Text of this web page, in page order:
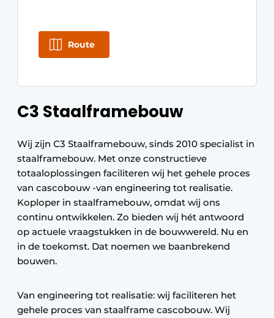
C3 Staalframebouw
Wij zijn C3 Staalframebouw, sinds 2010 specialist in
staalframebouw. Met onze constructieve
totaaloplossingen faciliteren wij het gehele proces
van cascobouw -van engineering tot realisatie.
Koploper in staalframebouw, omdat wij ons
continu ontwikkelen. Zo bieden wij hét antwoord
op actuele vraagstukken in de bouwwereld. Nu en
in de toekomst. Dat noemen we baanbrekend
bouwen.
Van engineering tot realisatie: wij faciliteren het
gehele proces van staalframe cascobouw. Wij
Route